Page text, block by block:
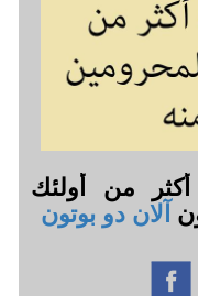
من أولئك
آلان دو بوتون